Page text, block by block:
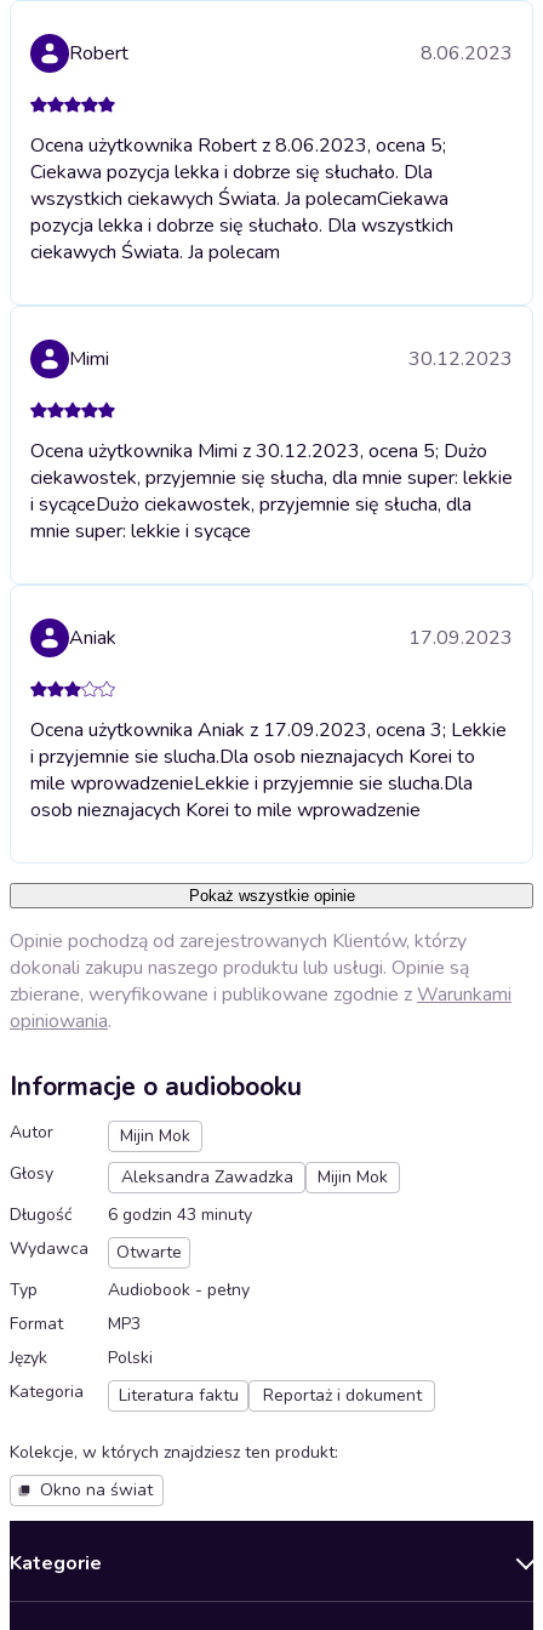
Robert 8.06.2023
Ocena użytkownika Robert z 8.06.2023, ocena 5;
Ciekawa pozycja lekka i dobrze się słuchało. Dla
wszystkich ciekawych Świata. Ja polecamCiekawa
pozycja lekka i dobrze się słuchało. Dla wszystkich
ciekawych Świata. Ja polecam
Mimi 30.12.2023
Ocena użytkownika Mimi z 30.12.2023, ocena 5; Dużo
ciekawostek, przyjemnie się słucha, dla mnie super: lekkie
i sycąceDużo ciekawostek, przyjemnie się słucha, dla
mnie super: lekkie i sycące
Aniak 17.09.2023
Ocena użytkownika Aniak z 17.09.2023, ocena 3; Lekkie
i przyjemnie sie slucha.Dla osob nieznajacych Korei to
mile wprowadzenieLekkie i przyjemnie sie slucha.Dla
osob nieznajacych Korei to mile wprowadzenie
Pokaż wszystkie opinie
Opinie pochodzą od zarejestrowanych Klientów, którzy
dokonali zakupu naszego produktu lub usługi. Opinie są
zbierane, weryfikowane i publikowane zgodnie zWarunkami
opiniowania.
Informacje o audiobooku
Autor
Mijin Mok
Głosy
Aleksandra Zawadzka
Mijin Mok
Długość
6 godzin 43 minuty
Wydawca
Otwarte
Typ
Audiobook - pełny
Format
MP3
Język
Polski
Kategoria
Literatura faktu Reportaż i dokument
Kolekcje, w których znajdziesz ten produkt:
Okno na świat
Kategorie